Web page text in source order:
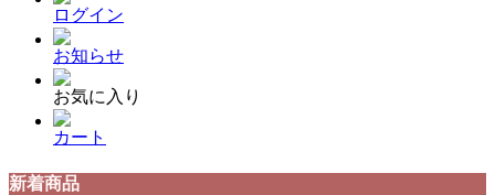
ログイン
お知らせ
お気に入り
カート
新着商品